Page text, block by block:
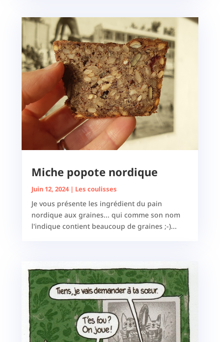
Miche popote nordique
Juin 12, 2024| Les coulisses
Je vous présente les ingrédient du pain
nordique aux graines... qui comme son nom
l'indique contient beaucoup de graines ;-)...